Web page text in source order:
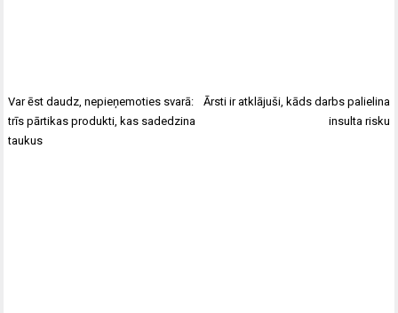
Var ēst daudz, nepieņemoties svarā:
trīs pārtikas produkti, kas sadedzina
taukus
Ārsti ir atklājuši, kāds darbs palielina
insulta risku